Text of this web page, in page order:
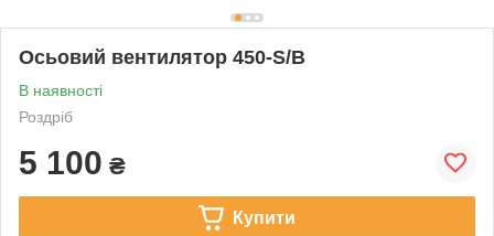
Осьовий вентилятор 450-S/B
В наявності
Роздріб
5 100 ₴
Купити